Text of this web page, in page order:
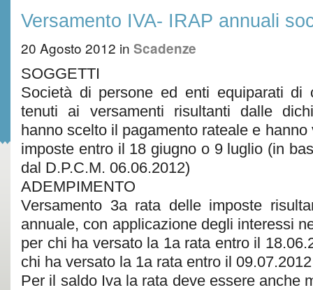
Versamento IVA- IRAP annuali
20 Agosto 2012 in Scadenze
SOGGETTI
Società di persone ed enti equiparati di
tenuti ai versamenti risultanti dalle
hanno scelto il pagamento rateale e
imposte entro il 18 giugno o 9 luglio (in
dal D.P.C.M. 06.06.2012)
ADEMPIMENTO
Versamento 3a rata delle imposte
annuale, con applicazione degli interessi
per chi ha versato la 1a rata entro il
chi ha versato la 1a rata entro il
Per il saldo Iva la rata deve essere anche